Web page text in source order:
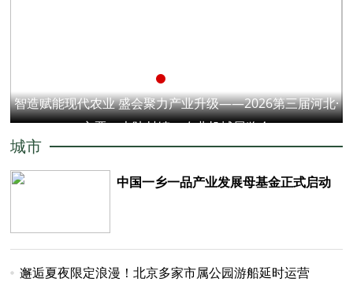
智造赋能现代农业 盛会聚力产业升级——2026第三届河北·
宁晋（大陆村镇）农业机械展览会
城市
中国一乡一品产业发展母基金正式启动
邂逅夏夜限定浪漫！北京多家市属公园游船延时运营